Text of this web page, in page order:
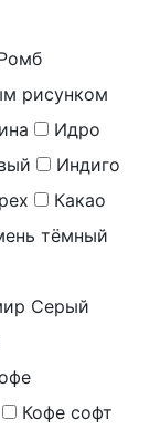
рисунком
Идро
Индиго
Какао
тёмный
Серый
Кофе софт